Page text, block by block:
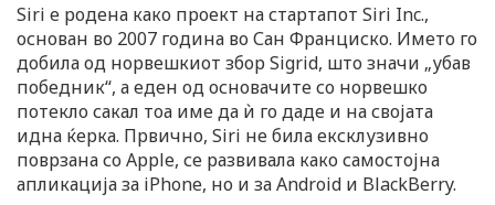
Siri е родена како проект на стартапот Siri Inc.,
основан во 2007 година во Сан Франциско. Името го
добила од норвешкиот збор Sigrid, што значи „убав
победник“, а еден од основачите со норвешко
потекло сакал тоа име да ѝ го даде и на својата
идна ќерка. Првично, Siri не била ексклузивно
поврзана со Apple, се развивала како самостојна
апликација за iPhone, но и за Android и BlackBerry.